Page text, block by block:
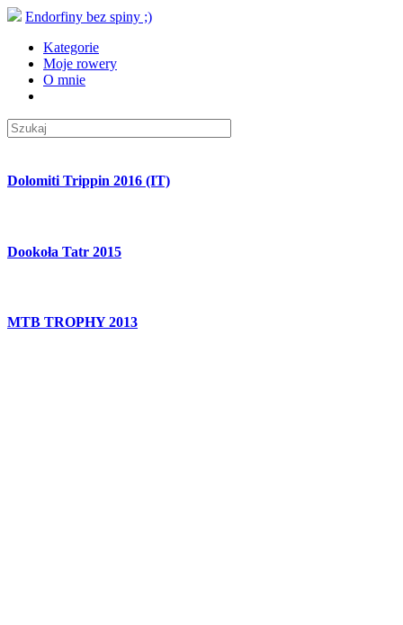
Endorfiny bez spiny ;)
Kategorie
Moje rowery
O mnie
Dolomiti Trippin 2016 (IT)
Dookoła Tatr 2015
MTB TROPHY 2013